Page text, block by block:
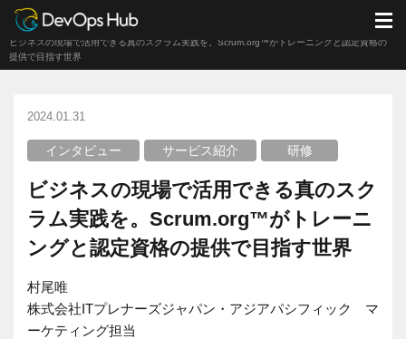
DevOps Hub ブログ インタビュー
ビジネスの現場で活用できる真のスクラム実践を。Scrum.org™がトレーニングと認定資格の
提供で目指す世界
2024.01.31
インタビュー サービス紹介 研修
ビジネスの現場で活用できる真のスク
ラム実践を。Scrum.org™がトレーニ
ングと認定資格の提供で目指す世界
村尾唯
株式会社ITプレナーズジャパン・アジアパシフィック マ
ーケティング担当